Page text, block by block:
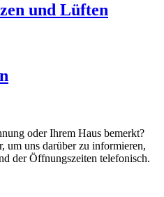
und Lüften
oder Ihrem Haus bemerkt?
um uns darüber zu informieren,
der Öffnungszeiten telefonisch.